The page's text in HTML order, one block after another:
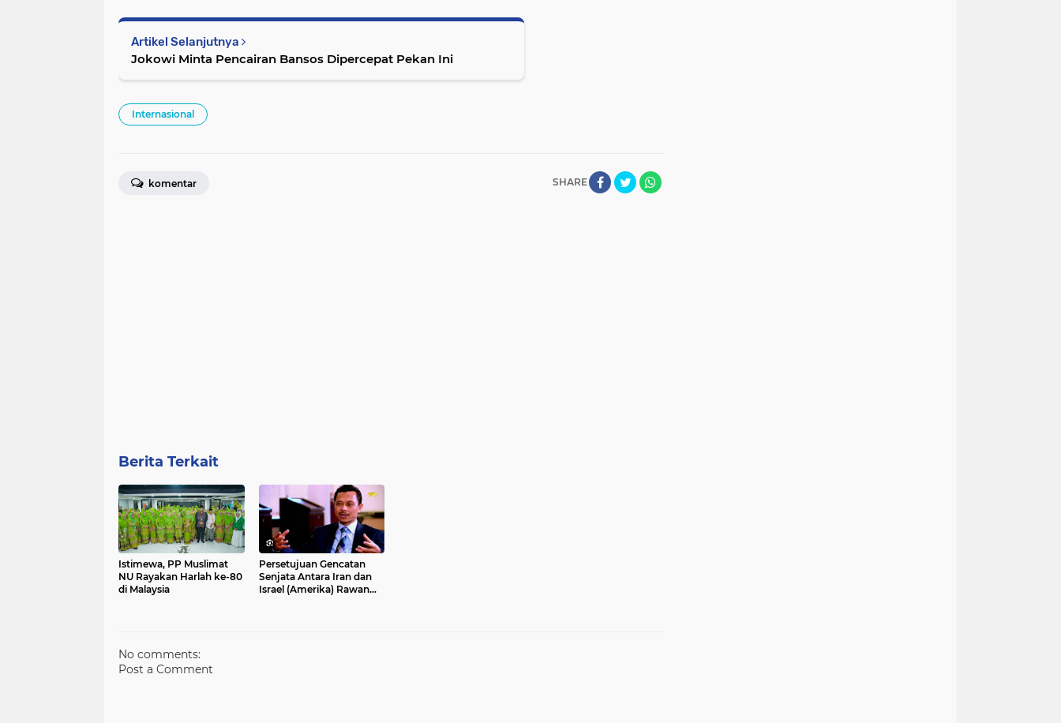
Artikel Selanjutnya
Jokowi Minta Pencairan Bansos Dipercepat Pekan Ini
Internasional
SHARE
komentar
Berita Terkait
Istimewa, PP Muslimat
NU Rayakan Harlah ke-80
di Malaysia
Persetujuan Gencatan
Senjata Antara Iran dan
Israel (Amerika) Rawan
No comments:
Post a Comment